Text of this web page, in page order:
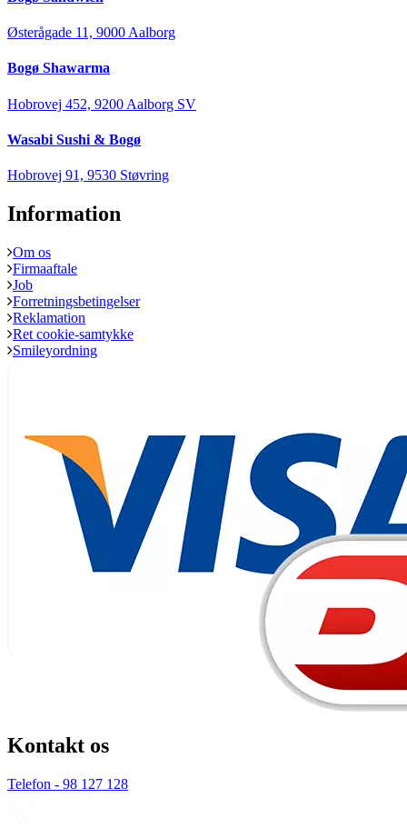
Østerågade 11, 9000 Aalborg
Bogø Shawarma
Hobrovej 452, 9200 Aalborg SV
Wasabi Sushi & Bogø
Hobrovej 91, 9530 Støvring
Information
Om os
Firmaaftale
Job
Forretningsbetingelser
Reklamation
Ret cookie-samtykke
Smileyordning
Kontakt os
Telefon - 98 127 128